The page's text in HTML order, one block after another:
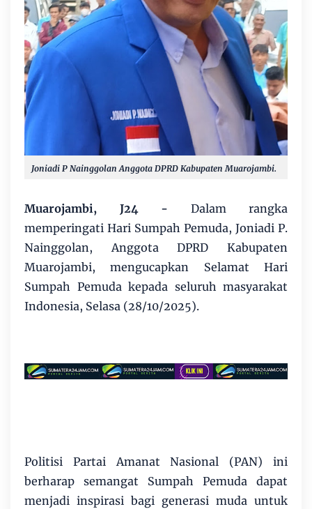
Joniadi P Nainggolan Anggota DPRD Kabupaten Muarojambi.
Muarojambi, J24 - Dalam rangka
memperingati Hari Sumpah Pemuda, Joniadi P.
Nainggolan, Anggota DPRD Kabupaten
Muarojambi, mengucapkan Selamat Hari
Sumpah Pemuda kepada seluruh masyarakat
Indonesia, Selasa (28/10/2025).
Politisi Partai Amanat Nasional (PAN) ini
berharap semangat Sumpah Pemuda dapat
menjadi inspirasi bagi generasi muda untuk